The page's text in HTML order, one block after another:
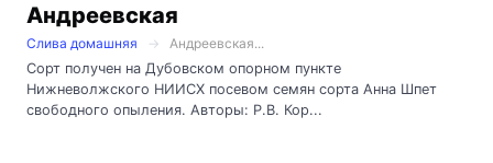
Андреевская
Слива домашняя
Андреевская...
Сорт получен на Дубовском опорном пункте
Нижневолжского НИИСХ посевом семян сорта Анна Шпет
свободного опыления. Авторы: Р.В. Кор...